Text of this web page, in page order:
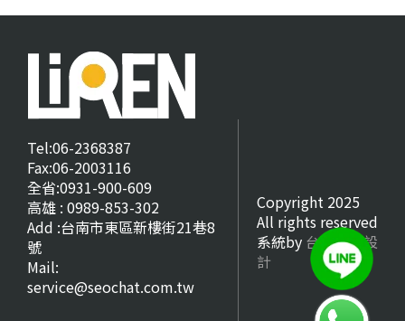
Tel:06-2368387
Fax:06-2003116
全省:0931-900-609
高雄 : 0989-853-302
Add :台南市東區新樓街21巷8
號
Mail:
service@seochat.com.tw
Copyright 2025
All rights reserved
系統by 台南網頁設
計